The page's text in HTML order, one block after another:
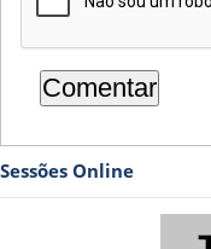
Sessões Online